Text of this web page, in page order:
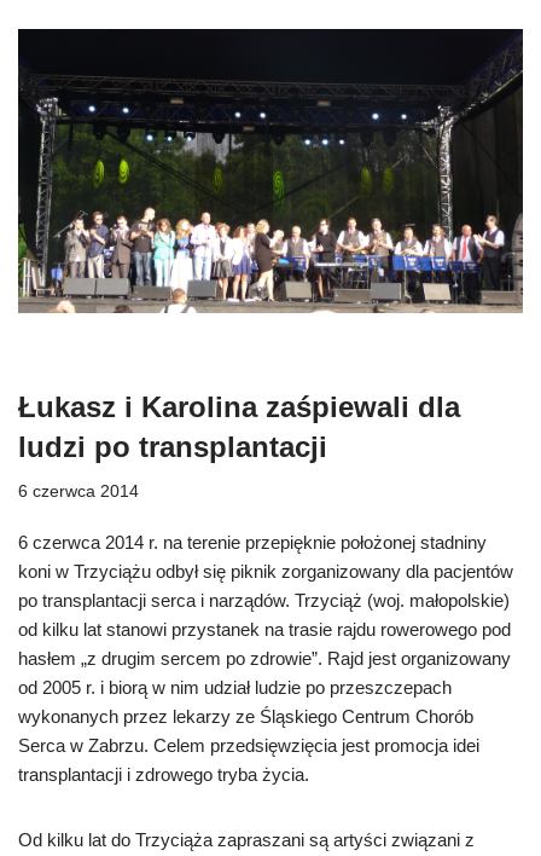
Łukasz i Karolina zaśpiewali dla
ludzi po transplantacji
6 czerwca 2014
6 czerwca 2014 r. na terenie przepięknie położonej stadniny
koni w Trzyciążu odbył się piknik zorganizowany dla pacjentów
po transplantacji serca i narządów. Trzyciąż (woj. małopolskie)
od kilku lat stanowi przystanek na trasie rajdu rowerowego pod
hasłem „z drugim sercem po zdrowie”. Rajd jest organizowany
od 2005 r. i biorą w nim udział ludzie po przeszczepach
wykonanych przez lekarzy ze Śląskiego Centrum Chorób
Serca w Zabrzu. Celem przedsięwzięcia jest promocja idei
transplantacji i zdrowego tryba życia.
Od kilku lat do Trzyciąża zapraszani są artyści związani z